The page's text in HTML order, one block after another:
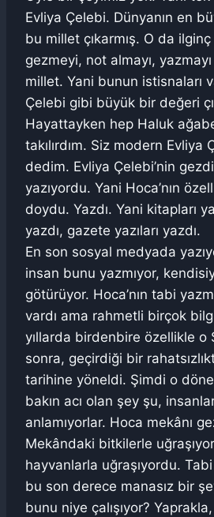
Evliya Çelebi. Dünyanın en
bu millet çıkarmış. O da
gezmeyi, not almayı,
millet. Yani bunun istisnaları
Çelebi gibi büyük bir değeri
Hayattayken hep Haluk
takılırdım. Siz modern Evliya
dedim. Evliya Çelebi’nin
yazıyordu. Yani Hoca’nın
doydu. Yazdı. Yani kitapları
yazdı, gazete yazıları yazdı.
En son sosyal medyada
insan bunu yazmıyor,
götürüyor. Hoca’nın tabi
vardı ama rahmetli birçok
yıllarda birdenbire özellikle o
sonra, geçirdiği bir
tarihine yöneldi. Şimdi o
bakın acı olan şey şu,
anlamıyorlar. Hoca mekânı
Mekândaki bitkilerle
hayvanlarla uğraşıyordu.
bu son derece manasız bir
bunu niye çalışıyor?